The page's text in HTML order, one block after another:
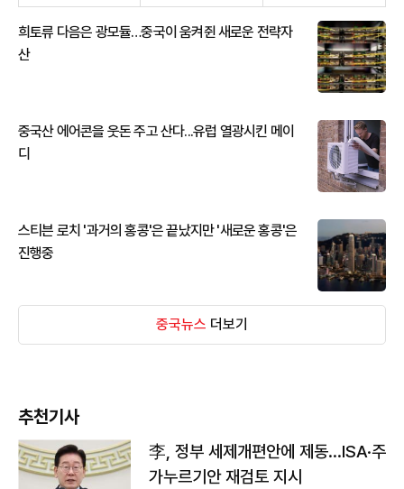
희토류 다음은 광모듈…중국이 움켜쥔 새로운 전략자
산
중국산 에어콘을 웃돈 주고 산다...유럽 열광시킨 메이
디
스티븐 로치 '과거의 홍콩'은 끝났지만 '새로운 홍콩'은
진행중
중국뉴스 더보기
추천기사
李, 정부 세제개편안에 제동…ISA·주
가누르기안 재검토 지시